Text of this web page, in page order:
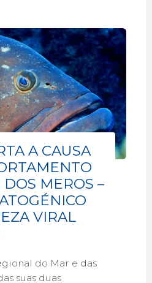
A CAUSA
MEROS –
VIRAL
do Mar e das
suas duas